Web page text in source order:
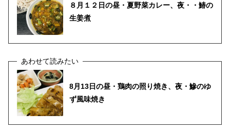
８月１２日の昼・夏野菜カレー、夜・・鰆の
生姜煮
8月13日の昼・鶏肉の照り焼き、夜・鰺のゆ
ず風味焼き